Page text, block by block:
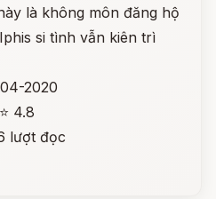
là không môn đăng hộ
si tình vẫn kiên trì
2020
⭐ 4.8
lượt đọc